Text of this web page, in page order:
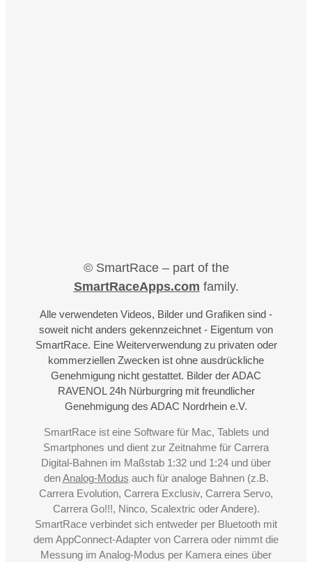
© SmartRace – part of the
SmartRaceApps.com family.
Alle verwendeten Videos, Bilder und Grafiken sind -
soweit nicht anders gekennzeichnet - Eigentum von
SmartRace. Eine Weiterverwendung zu privaten oder
kommerziellen Zwecken ist ohne ausdrückliche
Genehmigung nicht gestattet. Bilder der ADAC
RAVENOL 24h Nürburgring mit freundlicher
Genehmigung des ADAC Nordrhein e.V.
SmartRace ist eine Software für Mac, Tablets und
Smartphones und dient zur Zeitnahme für Carrera
Digital-Bahnen im Maßstab 1:32 und 1:24 und über
denAnalog-Modus auch für analoge Bahnen (z.B.
Carrera Evolution, Carrera Exclusiv, Carrera Servo,
Carrera Go!!!, Ninco, Scalextric oder Andere).
SmartRace verbindet sich entweder per Bluetooth mit
dem AppConnect-Adapter von Carrera oder nimmt die
Messung im Analog-Modus per Kamera eines über